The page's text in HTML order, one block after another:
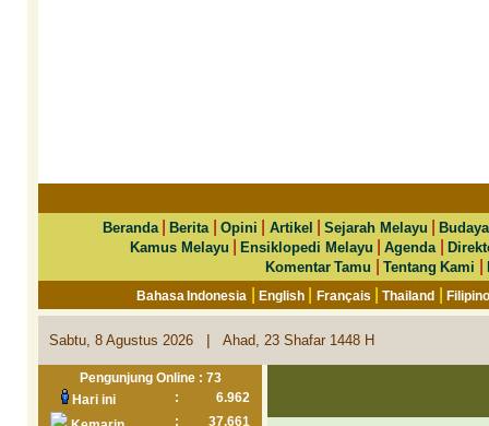
Beranda|Berita Opini Artikel |Sejarah Melayu |
Kamus Melayu
|Ensiklopedi Melayu |Agenda |
Komentar Tamu
|Tentang Kami |
Bahasa Indonesia |English Français |Thailand |
Sabtu, 8 Agustus 2026 | Ahad, 23 Shafar 1448 H
Pengunjung Online : 73
Hari ini
:
6.962
:
37.661